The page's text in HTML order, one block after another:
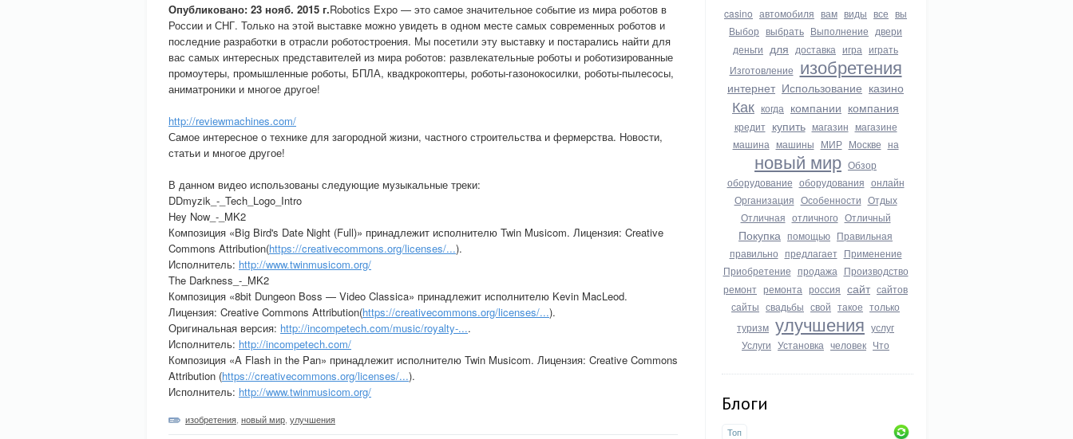
casino автомобиля вам виды все вы
Выбор выбрать Выполнение двери
деньги для доставка игра играть
Изготовление изобретения
интернет Использование казино
Как когда компании компания
кредит купить магазин магазине
машина машины МИР Москве на
новый мир Обзор
оборудование оборудования онлайн
Организация Особенности Отдых
Отличная отличного Отличный
Покупка помощью Правильная
правильно предлагает Применение
Приобретение продажа Производство
ремонт ремонта россия сайт сайтов
сайты свадьбы свой такое только
туризм улучшения услуг
Услуги Установка человек Что
Блоги
Топ
Опубликовано: 23 нояб. 2015 г.Robotics Expo — это самое значительное событие из мира роботов в
России и СНГ. Только на этой выставке можно увидеть в одном месте самых современных роботов и
последние разработки в отрасли роботостроения. Мы посетили эту выставку и постарались найти для
вас самых интересных представителей из мира роботов: развлекательные роботы и роботизированные
промоутеры, промышленные роботы, БПЛА, квадкрокоптеры, роботы-газонокосилки, роботы-пылесосы,
аниматроники и многое другое!
http://reviewmachines.com/
Самое интересное о технике для загородной жизни, частного строительства и фермерства. Новости,
статьи и многое другое!
В данном видео использованы следующие музыкальные треки:
DDmyzik_-_Tech_Logo_Intro
Hey Now_-_MK2
Композиция «Big Bird's Date Night (Full)» принадлежит исполнителю Twin Musicom. Лицензия: Creative
Commons Attribution(https://creativecommons.org/licenses/...).
Исполнитель: http://www.twinmusicom.org/
The Darkness_-_MK2
Композиция «8bit Dungeon Boss — Video Classica» принадлежит исполнителю Kevin MacLeod.
Лицензия: Creative Commons Attribution(https://creativecommons.org/licenses/...).
Оригинальная версия: http://incompetech.com/music/royalty-....
Исполнитель: http://incompetech.com/
Композиция «A Flash in the Pan» принадлежит исполнителю Twin Musicom. Лицензия: Creative Commons
Attribution (https://creativecommons.org/licenses/...).
Исполнитель: http://www.twinmusicom.org/
изобретения новый мир улучшения